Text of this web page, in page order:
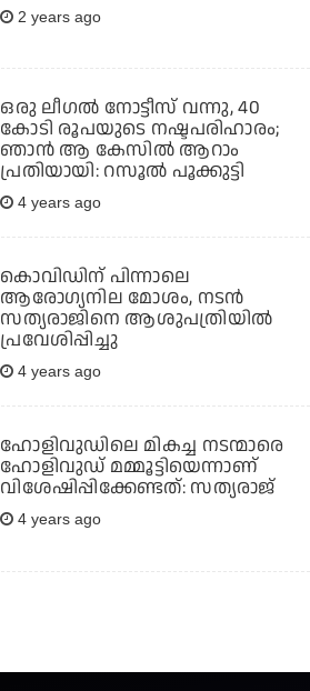
2 years ago
ഒരു ലീഗല്‍ നോട്ടീസ് വന്നു, 40
കോടി രൂപയുടെ നഷ്ടപരിഹാരം;
ഞാന്‍ ആ കേസില്‍ ആറാം
പ്രതിയായി: റസൂല്‍ പൂക്കുട്ടി
4 years ago
കൊവിഡിന് പിന്നാലെ
ആരോഗ്യനില മോശം, നടന്‍
സത്യരാജിനെ ആശുപത്രിയില്‍
പ്രവേശിപ്പിച്ചു
4 years ago
ഹോളിവുഡിലെ മികച്ച നടന്മാരെ
ഹോളിവുഡ് മമ്മൂട്ടിയെന്നാണ്
വിശേഷിപ്പിക്കേണ്ടത്: സത്യരാജ്
4 years ago